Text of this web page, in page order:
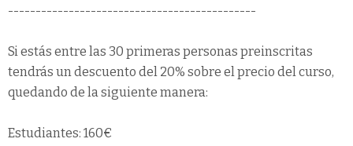
---------------------------------------------
Si estás entre las 30 primeras personas preinscritas
tendrás un descuento del 20% sobre el precio del curso,
quedando de la siguiente manera:
Estudiantes: 160€